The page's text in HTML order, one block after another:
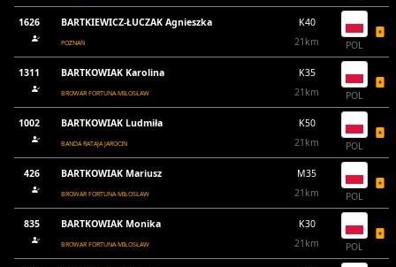
1626 BARTKIEWICZ-ŁUCZAK Agnieszka
POZNAŃ
K40
21km
POL
1311 BARTKOWIAK Karolina
BROWAR FORTUNA MIŁOSŁAW
K35
21km
POL
1002 BARTKOWIAK Ludmiła
BANDA RATAJA JAROCIN
K50
21km
POL
426 BARTKOWIAK Mariusz
BROWAR FORTUNA MIŁOSŁAW
M35
21km
POL
835 BARTKOWIAK Monika
BROWAR FORTUNA MIŁOSŁAW
K30
21km
POL